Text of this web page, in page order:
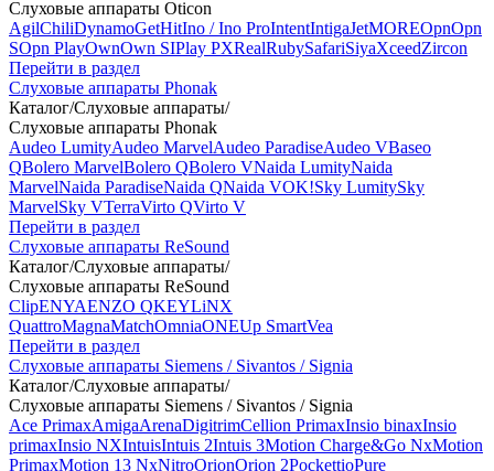
Слуховые аппараты Oticon
AgilChiliDynamoGetHitIno / Ino ProIntentIntigaJetMOREOpnOpn
SOpn PlayOwnOwn SIPlay PXRealRubySafariSiyaXceedZircon
Перейти в раздел
Слуховые аппараты Phonak
Каталог/Слуховые аппараты/
Слуховые аппараты Phonak
Audeo LumityAudeo MarvelAudeo ParadiseAudeo VBaseo
QBolero MarvelBolero QBolero VNaida LumityNaida
MarvelNaida ParadiseNaida QNaida VOK!Sky LumitySky
MarvelSky VTerraVirto QVirto V
Перейти в раздел
Слуховые аппараты ReSound
Каталог/Слуховые аппараты/
Слуховые аппараты ReSound
ClipENYAENZO QKEYLiNX
QuattroMagnaMatchOmniaONEUp SmartVea
Перейти в раздел
Слуховые аппараты Siemens / Sivantos / Signia
Каталог/Слуховые аппараты/
Слуховые аппараты Siemens / Sivantos / Signia
Ace PrimaxAmigaArenaDigitrimCellion PrimaxInsio binaxInsio
primaxInsio NXIntuisIntuis 2Intuis 3Motion Charge&Go NxMotion
PrimaxMotion 13 NxNitroOrionOrion 2PockettioPure